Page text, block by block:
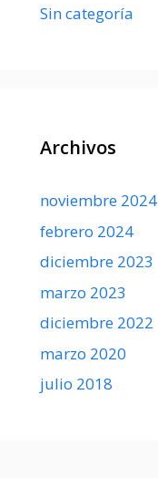
Sin categoría
Archivos
noviembre 2024
febrero 2024
diciembre 2023
marzo 2023
diciembre 2022
marzo 2020
julio 2018